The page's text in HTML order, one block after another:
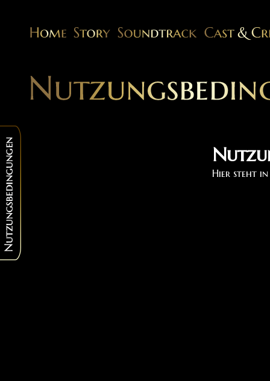
Hier steht in